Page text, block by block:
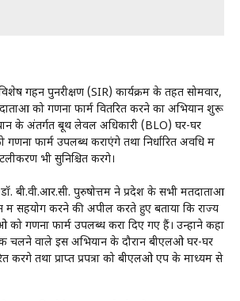
गहन पुनरीक्षण (SIR) कार्यक्रम के तहत सोमवार,
को गणना फार्म वितरित करने का अभियान शुरू
के अंतर्गत बूथ लेवल अधिकारी (BLO) घर-घर
गणना फार्म उपलब्ध कराएंगे तथा निर्धारित अवधि में
भी सुनिश्चित करेंगे।
डॉ. बी.वी.आर.सी. पुरुषोत्तम ने प्रदेश के सभी मतदाताओं
में सहयोग करने की अपील करते हुए बताया कि राज्य
गणना फार्म उपलब्ध करा दिए गए हैं। उन्होंने कहा
वाले इस अभियान के दौरान बीएलओ घर-घर
करेंगे तथा प्राप्त प्रपत्रों को बीएलओ एप के माध्यम से